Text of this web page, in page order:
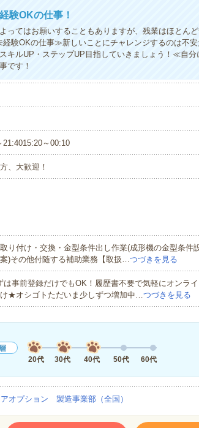
験OKの仕事！
てはお願いすることもありますが、残業はほとん
験OKの仕事≫新しいことにチャレンジするのは不安
キルUP・ステップUP目指していきましょう！≪自分
です！
21:4015:20～00:10
、大歓迎！
り付け・交換・金型条件出し作業(成形機の金型条件
)その他付随する補助業務【取扱…つづきを見る
事前登録だけでもOK！履歴書不要で気軽にオンラ
★オシゴトただいま少しずつ増加中…つづきを見る
20代
30代 40代 50代 60代
オプション 製造事業部（全国）